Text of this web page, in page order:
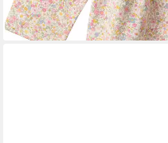
59,95 €
lieferbar - in 2-3 Werktagen bei dir